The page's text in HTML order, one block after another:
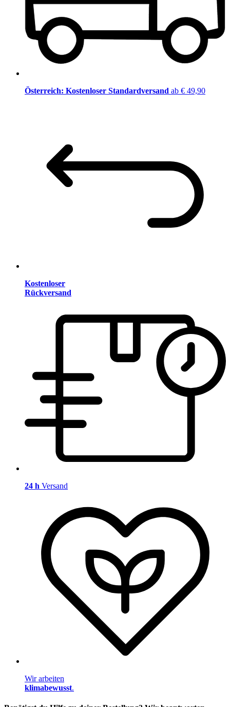
Österreich: Kostenloser Standardversand ab € 49,90
Kostenloser
Rückversand
24 h Versand
Wir arbeiten
klimabewusst.